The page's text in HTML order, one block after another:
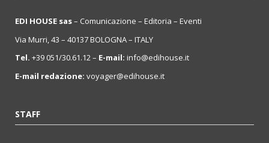
EDI HOUSE sas– Comunicazione – Editoria – Eventi
Via Murri, 43 – 40137 BOLOGNA – ITALY
Tel. +39 051/30.61.12 – E-mail: info@edihouse.it
E-mail redazione: voyager@edihouse.it
STAFF